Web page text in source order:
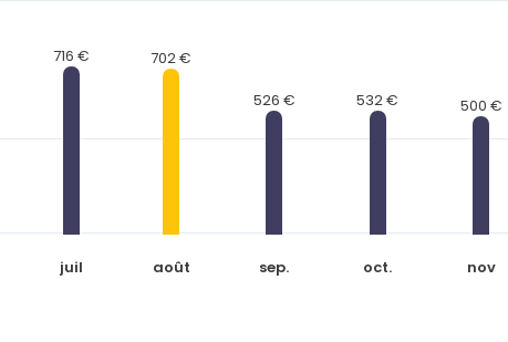
juil
716 €
août
702 €
sep.
526 €
oct.
532 €
nov
500 €